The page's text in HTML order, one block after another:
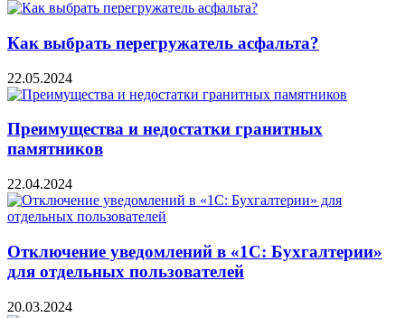
Как выбрать перегружатель асфальта?
22.05.2024
Преимущества и недостатки гранитных
памятников
22.04.2024
Отключение уведомлений в «1С: Бухгалтерии»
для отдельных пользователей
20.03.2024